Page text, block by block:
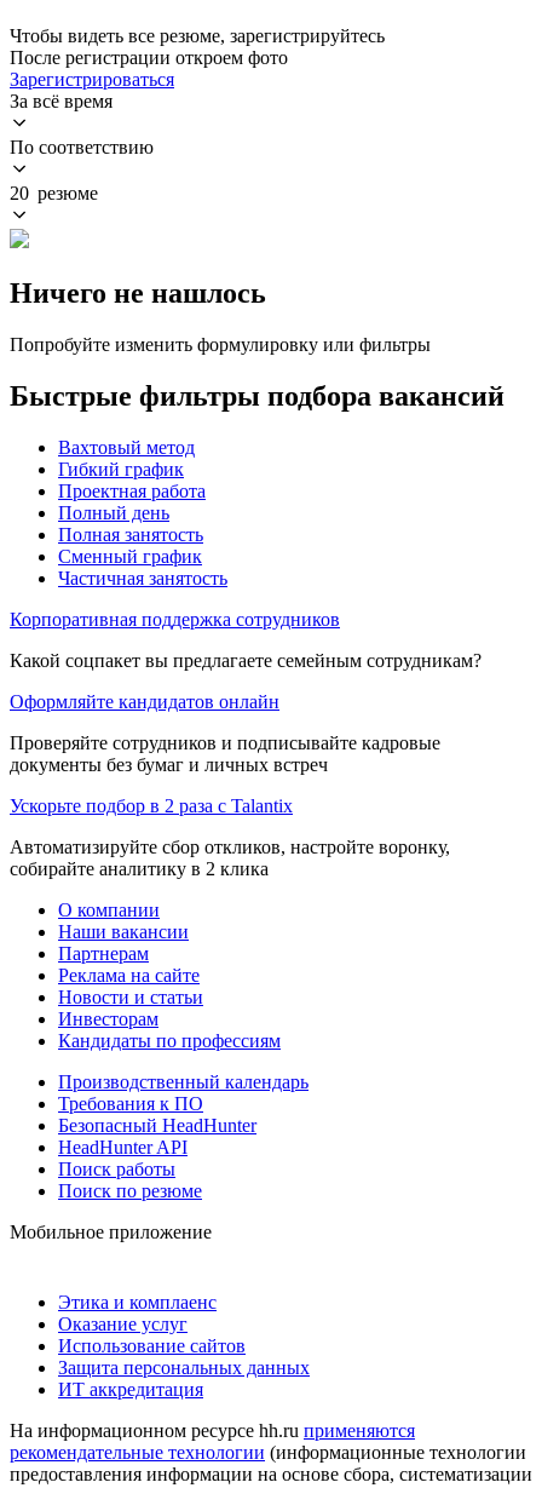
Чтобы видеть все резюме, зарегистрируйтесь
После регистрации откроем фото
Зарегистрироваться
За всё время
По соответствию
20 резюме
Ничего не нашлось
Попробуйте изменить формулировку или фильтры
Быстрые фильтры подбора вакансий
Вахтовый метод
Гибкий график
Проектная работа
Полный день
Полная занятость
Сменный график
Частичная занятость
Корпоративная поддержка сотрудников
Какой соцпакет вы предлагаете семейным сотрудникам?
Оформляйте кандидатов онлайн
Проверяйте сотрудников и подписывайте кадровые
документы без бумаг и личных встреч
Ускорьте подбор в 2 раза с Talantix
Автоматизируйте сбор откликов, настройте воронку,
собирайте аналитику в 2 клика
О компании
Наши вакансии
Партнерам
Реклама на сайте
Новости и статьи
Инвесторам
Кандидаты по профессиям
Производственный календарь
Требования к ПО
Безопасный HeadHunter
HeadHunter API
Поиск работы
Поиск по резюме
Мобильное приложение
Этика и комплаенс
Оказание услуг
Использование сайтов
Защита персональных данных
ИТ аккредитация
На информационном ресурсе hh.ru применяются
рекомендательные технологии (информационные технологии
предоставления информации на основе сбора, систематизации